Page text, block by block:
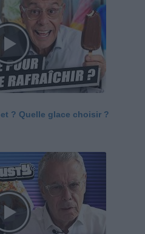
? Quelle glace choisir ?